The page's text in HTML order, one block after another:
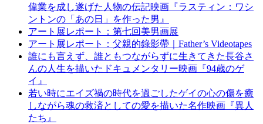
偉業を成し遂げた人物の伝記映画『ラスティン：ワシ
ントンの「あの日」を作った男』
アート展レポート：第七回美男画展
アート展レポート：父親的錄影帶｜Father’s Videotapes
誰にも言えず、誰ともつながらずに生きてきた長谷さ
んの人生を描いたドキュメンタリー映画『94歳のゲ
イ』
若い時にエイズ禍の時代を過ごしたゲイの心の傷を癒
しながら魂の救済としての愛を描いた名作映画『異人
たち』